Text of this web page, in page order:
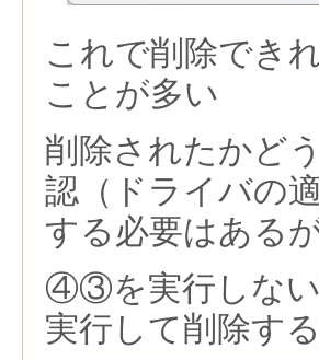
これで削除でき
ことが多い
削除されたかど
認（ドライバの
する必要はある
④③を実行しない
実行して削除す